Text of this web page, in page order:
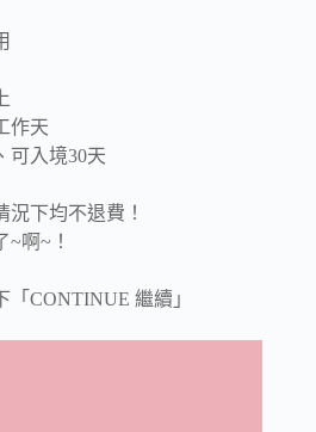
作天
可入境30天
下均不退費！
啊~！
CONTINUE 繼續」